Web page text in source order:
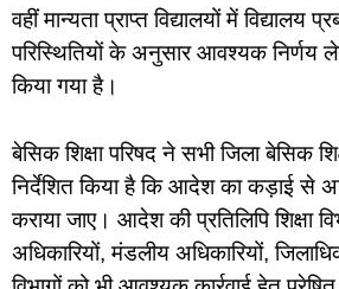
वहीं मान्यता प्राप्त विद्यालयों में विद्यालय
परिस्थितियों के अनुसार आवश्यक निर्णय
किया गया है।
बेसिक शिक्षा परिषद ने सभी जिला बेसिक
निर्देशित किया है कि आदेश का कड़ाई से
कराया जाए। आदेश की प्रतिलिपि शिक्षा
अधिकारियों, मंडलीय अधिकारियों,